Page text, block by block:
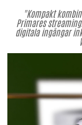
"Kompakt
Primares
digitala ingångar